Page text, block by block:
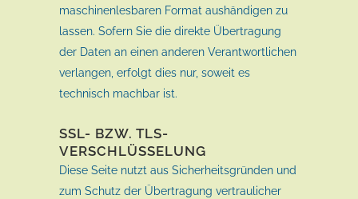
maschinenlesbaren Format aushändigen zu
lassen. Sofern Sie die direkte Übertragung
der Daten an einen anderen Verantwortlichen
verlangen, erfolgt dies nur, soweit es
technisch machbar ist.
SSL- BZW. TLS-
VERSCHLÜSSELUNG
Diese Seite nutzt aus Sicherheitsgründen und
zum Schutz der Übertragung vertraulicher